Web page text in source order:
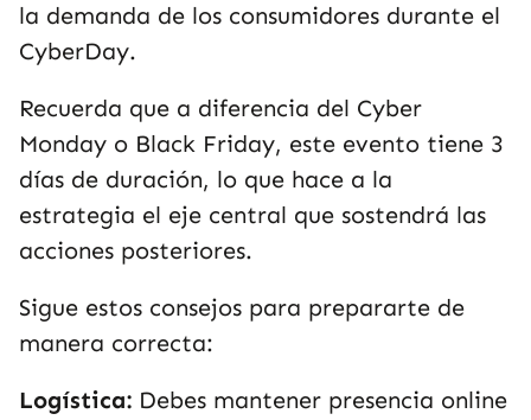
la demanda de los consumidores durante el
CyberDay.
Recuerda que a diferencia del Cyber
Monday o Black Friday, este evento tiene 3
días de duración, lo que hace a la
estrategia el eje central que sostendrá las
acciones posteriores.
Sigue estos consejos para prepararte de
manera correcta:
Logística: Debes mantener presencia online